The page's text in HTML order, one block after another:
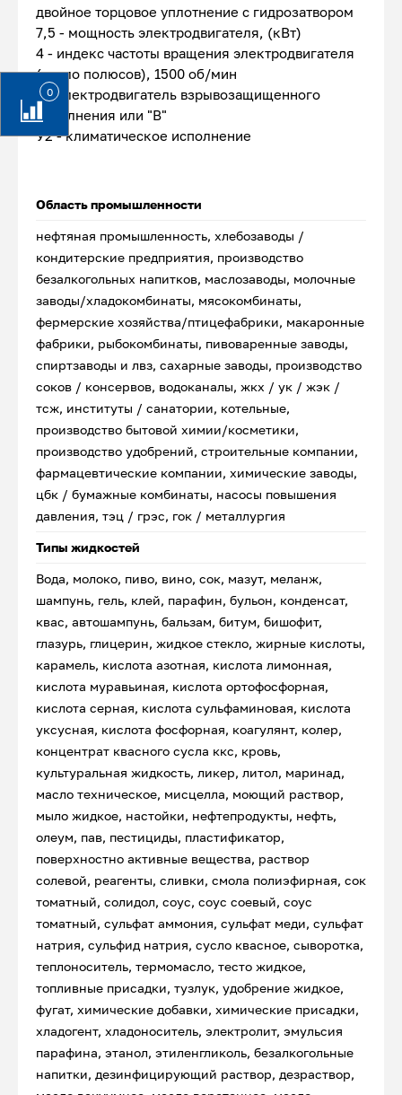
0
двойное торцовое уплотнение с гидрозатвором
7,5 - мощность электродвигателя, (кВт)
4 - индекс частоты вращения электродвигателя
(число полюсов), 1500 об/мин
Е - электродвигатель взрывозащищенного
исполнения или "В"
У2 - климатическое исполнение
Область промышленности
нефтяная промышленность, хлебозаводы /
кондитерские предприятия, производство
безалкогольных напитков, маслозаводы, молочные
заводы/хладокомбинаты, мясокомбинаты,
фермерские хозяйства/птицефабрики, макаронные
фабрики, рыбокомбинаты, пивоваренные заводы,
спиртзаводы и лвз, сахарные заводы, производство
соков / консервов, водоканалы, жкх / ук / жэк /
тсж, институты / санатории, котельные,
производство бытовой химии/косметики,
производство удобрений, строительные компании,
фармацевтические компании, химические заводы,
цбк / бумажные комбинаты, насосы повышения
давления, тэц / грэс, гок / металлургия
Типы жидкостей
Вода, молоко, пиво, вино, сок, мазут, меланж,
шампунь, гель, клей, парафин, бульон, конденсат,
квас, автошампунь, бальзам, битум, бишофит,
глазурь, глицерин, жидкое стекло, жирные кислоты,
карамель, кислота азотная, кислота лимонная,
кислота муравьиная, кислота ортофосфорная,
кислота серная, кислота сульфаминовая, кислота
уксусная, кислота фосфорная, коагулянт, колер,
концентрат квасного сусла ккс, кровь,
культуральная жидкость, ликер, литол, маринад,
масло техническое, мисцелла, моющий раствор,
мыло жидкое, настойки, нефтепродукты, нефть,
олеум, пав, пестициды, пластификатор,
поверхностно активные вещества, раствор
солевой, реагенты, сливки, смола полиэфирная, сок
томатный, солидол, соус, соус соевый, соус
томатный, сульфат аммония, сульфат меди, сульфат
натрия, сульфид натрия, сусло квасное, сыворотка,
теплоноситель, термомасло, тесто жидкое,
топливные присадки, тузлук, удобрение жидкое,
фугат, химические добавки, химические присадки,
хладогент, хладоноситель, электролит, эмульсия
парафина, этанол, этиленгликоль, безалкогольные
напитки, дезинфицирующий раствор, дезраствор,